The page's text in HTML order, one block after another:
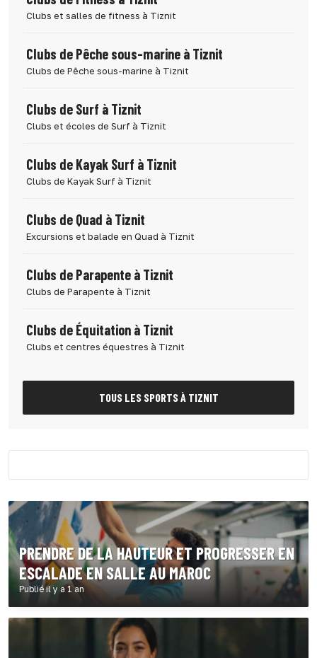
Clubs et salles de fitness à Tiznit
Clubs de Pêche sous-marine à Tiznit
Clubs de Pêche sous-marine à Tiznit
Clubs de Surf à Tiznit
Clubs et écoles de Surf à Tiznit
Clubs de Kayak Surf à Tiznit
Clubs de Kayak Surf à Tiznit
Clubs de Quad à Tiznit
Excursions et balade en Quad à Tiznit
Clubs de Parapente à Tiznit
Clubs de Parapente à Tiznit
Clubs de Équitation à Tiznit
Clubs et centres équestres à Tiznit
TOUS LES SPORTS À TIZNIT
PRENDRE DE LA HAUTEUR ET PROGRESSER EN
ESCALADE EN SALLE AU MAROC
Publié il y a 1 an